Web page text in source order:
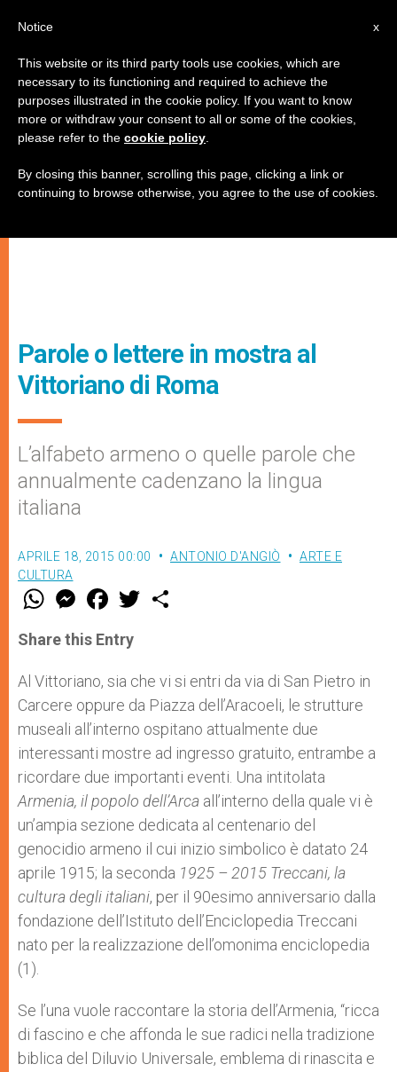
Parole o lettere in mostra al
Vittoriano di Roma
L’alfabeto armeno o quelle parole che
annualmente cadenzano la lingua
italiana
APRILE 18, 2015 00:00 ANTONIO D'ANGIÒ
ARTE E
CULTURA
W
t
s
p
p
M
e
s
e
g
e
r
F
a
e
b
o
k
w
r
Share this Entry
Al Vittoriano, sia che vi si entri da via di San Pietro in
Carcere oppure da Piazza dell’Aracoeli, le strutture
museali all’interno ospitano attualmente due
interessanti mostre ad ingresso gratuito, entrambe a
ricordare due importanti eventi. Una intitolata
Armenia, il popolo dell’Arca all’interno della quale vi è
un’ampia sezione dedicata al centenario del
genocidio armeno il cui inizio simbolico è datato 24
aprile 1915; la seconda 1925 – 2015 Treccani, la
cultura degli italiani, per il 90esimo anniversario dalla
fondazione dell’Istituto dell’Enciclopedia Treccani
nato per la realizzazione dell’omonima enciclopedia
(1).
Se l’una vuole raccontare la storia dell’Armenia, “ricca
di fascino e che affonda le sue radici nella tradizione
biblica del Diluvio Universale, emblema di rinascita e
x
Notice
This website or its third party tools use cookies, which are
necessary to its functioning and required to achieve the
purposes illustrated in the cookie policy. If you want to know
more or withdraw your consent to all or some of the cookies,
please refer to the cookie policy
By closing this banner, scrolling this page, clicking a link or
continuing to browse otherwise, you agree to the use of cookies.